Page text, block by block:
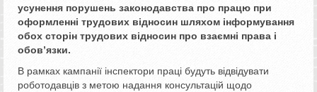
усунення порушень законодавства про працю при
оформленні трудових відносин шляхом інформування
обох сторін трудових відносин про взаємні права і
обов’язки.
В рамках кампанії інспектори праці будуть відвідувати
роботодавців з метою надання консультацій щодо